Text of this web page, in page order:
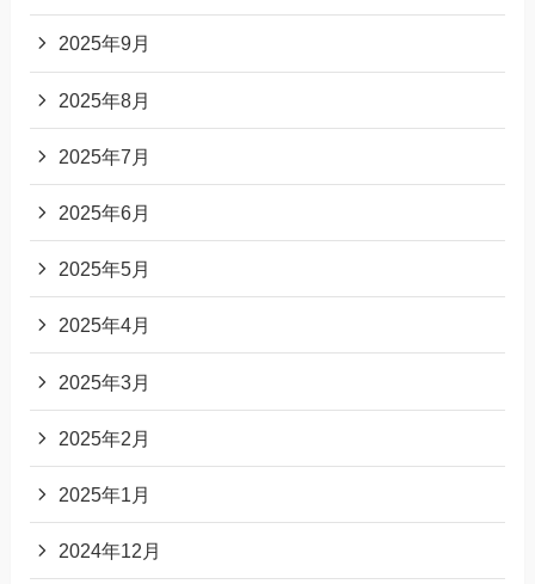
2025年9月
2025年8月
2025年7月
2025年6月
2025年5月
2025年4月
2025年3月
2025年2月
2025年1月
2024年12月